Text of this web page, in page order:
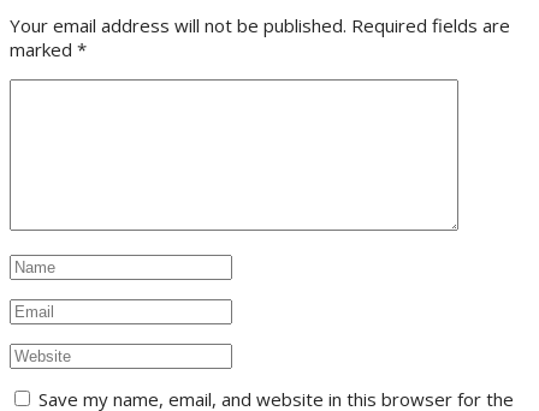
Your email address will not be published. Required fields are
marked *
Save my name, email, and website in this browser for the